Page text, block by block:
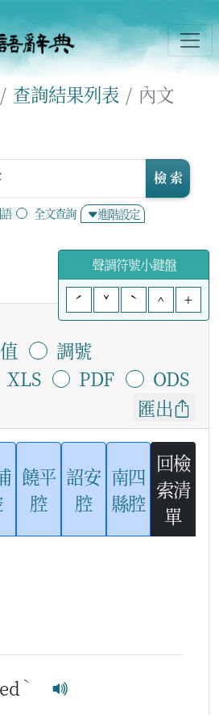
查詢結果列表 內文
全文查詢 進階設定
檢 索
聲調符號小鍵盤
ˊ
ˇ ˋ ^ +
調號
XLS
PDF
ODS
匯出
饒平
腔
詔安
腔
南四
縣腔
回檢
索清
單
ˋ